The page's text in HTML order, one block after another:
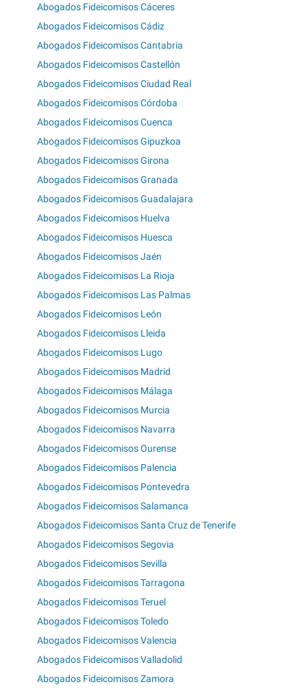
Abogados Fideicomisos Cáceres
Abogados Fideicomisos Cádiz
Abogados Fideicomisos Cantabria
Abogados Fideicomisos Castellón
Abogados Fideicomisos Ciudad Real
Abogados Fideicomisos Córdoba
Abogados Fideicomisos Cuenca
Abogados Fideicomisos Gipuzkoa
Abogados Fideicomisos Girona
Abogados Fideicomisos Granada
Abogados Fideicomisos Guadalajara
Abogados Fideicomisos Huelva
Abogados Fideicomisos Huesca
Abogados Fideicomisos Jaén
Abogados Fideicomisos La Rioja
Abogados Fideicomisos Las Palmas
Abogados Fideicomisos León
Abogados Fideicomisos Lleida
Abogados Fideicomisos Lugo
Abogados Fideicomisos Madrid
Abogados Fideicomisos Málaga
Abogados Fideicomisos Murcia
Abogados Fideicomisos Navarra
Abogados Fideicomisos Ourense
Abogados Fideicomisos Palencia
Abogados Fideicomisos Pontevedra
Abogados Fideicomisos Salamanca
Abogados Fideicomisos Santa Cruz de Tenerife
Abogados Fideicomisos Segovia
Abogados Fideicomisos Sevilla
Abogados Fideicomisos Tarragona
Abogados Fideicomisos Teruel
Abogados Fideicomisos Toledo
Abogados Fideicomisos Valencia
Abogados Fideicomisos Valladolid
Abogados Fideicomisos Zamora